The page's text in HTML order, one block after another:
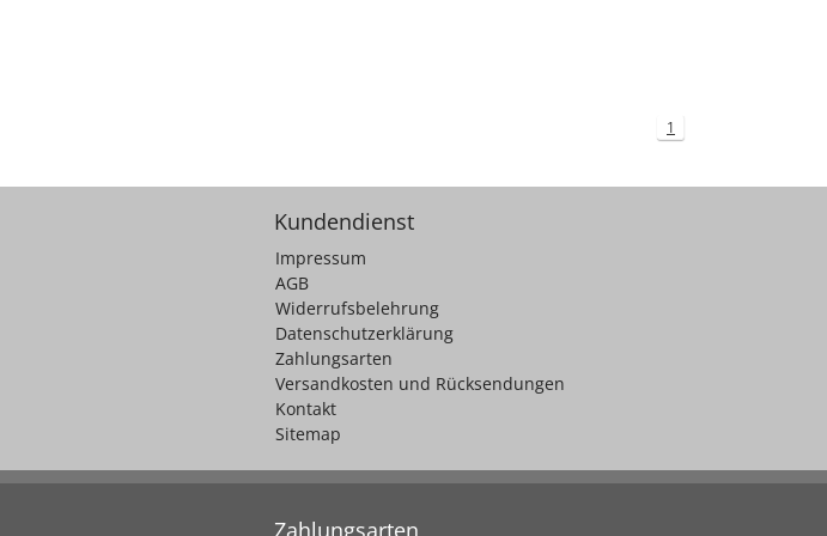
1
Kundendienst
Impressum
AGB
Widerrufsbelehrung
Datenschutzerklärung
Zahlungsarten
Versandkosten und Rücksendungen
Kontakt
Sitemap
Zahlungsarten